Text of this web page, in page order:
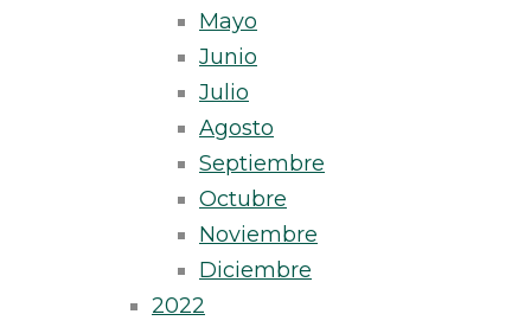
Mayo
Junio
Julio
Agosto
Septiembre
Octubre
Noviembre
Diciembre
2022